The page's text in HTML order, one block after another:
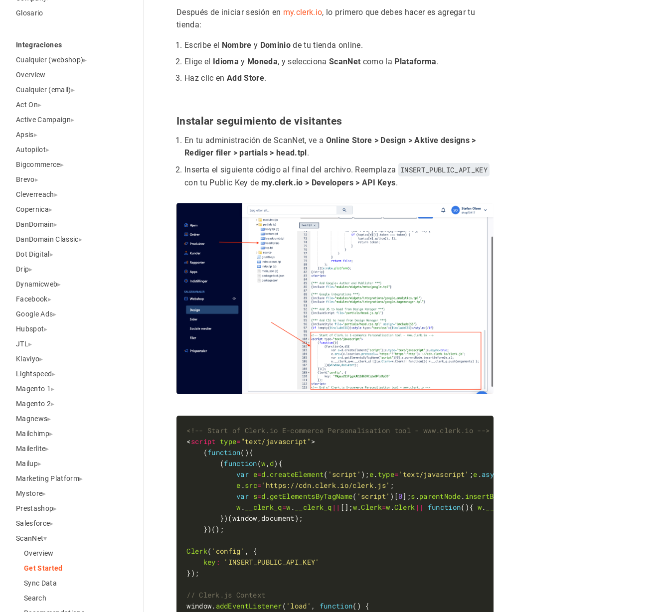
Glosario
Integraciones
Cualquier (webshop)
Overview
Cualquier (email)
Act On
Active Campaign
Apsis
Autopilot
Bigcommerce
Brevo
Cleverreach
Copernica
DanDomain
DanDomain Classic
Dot Digital
Drip
Dynamicweb
Facebook
Google Ads
Hubspot
JTL
Klaviyo
Lightspeed
Magento 1
Magento 2
Magnews
Mailchimp
Mailerlite
Mailup
Marketing Platform
Mystore
Prestashop
Salesforce
ScanNet
Overview
Get Started
Sync Data
Search
Después de iniciar sesión en my.clerk.io, lo primero que debes hacer es agregar tu
tienda:
Escribe el Nombre y Dominiode tu tienda online.
Elige el Idioma y Moneda, y selecciona ScanNet como la Plataforma.
Haz clic en Add Store.
Instalar seguimiento de visitantes
En tu administración de ScanNet, ve a Online Store > Design > Aktive designs >
Rediger filer > partials > head.tpl.
Inserta el siguiente código al final del archivo. Reemplaza INSERT_PUBLIC_API_KEY
con tu Public Key de my.clerk.io > Developers > API Keys.
<!-- Start of Clerk.io E-commerce Personalisation tool - www.clerk.io -->
<script type="text/javascript"
    (
function
        (
function(w , d
var e=d .createElement( 'script' ); e. type='text/javascript' ;e .async
e .src='https://cdn.clerk.io/clerk.js'
var s=d .getElementsByTagName( 'script' )[0];s .parentNode. insertBefore
w . __clerk_q=w . __clerk_q || [];w.Clerk=w .Clerk || function(){ w.
Clerk( 'config'
key :
'INSERT_PUBLIC_API_KEY'
window. addEventListener( 'load' , function